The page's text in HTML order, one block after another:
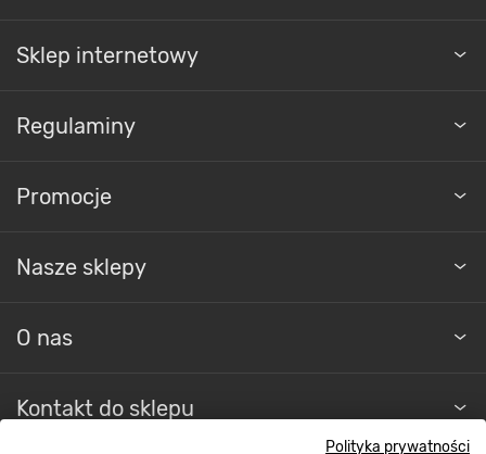
Polityka prywatności
Sklep internetowy
Regulaminy
Promocje
Nasze sklepy
O nas
Kontakt do sklepu